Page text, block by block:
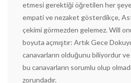
etmesi gerektiği öğretilen her
empati ve nezaket gösterdikçe,
çekimi görmezden gelemez. Will
boyuta açmıştır: Artık Gece
canavarların olduğunu biliyordur
bu canavarların sorumlu olup
zorundadır.